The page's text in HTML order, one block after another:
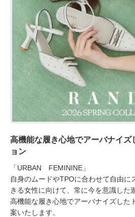
高機能な履き心地でアーバナイズ
ョン
「URBAN　FEMININE」
自身のムードやTPOに合わせて自由に
きる女性に向けて、常に今を意識した
高機能な履き心地でアーバナイズした
案いたします。